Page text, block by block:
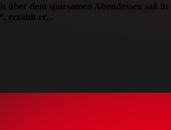
über dem sparsamen Abendessen
erzählt er...